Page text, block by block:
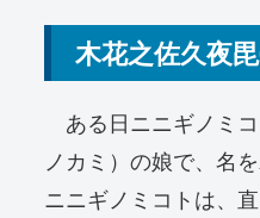
木花之佐久夜
ある日ニニギノミ
ノカミ）の娘で、名
ニニギノミコトは、